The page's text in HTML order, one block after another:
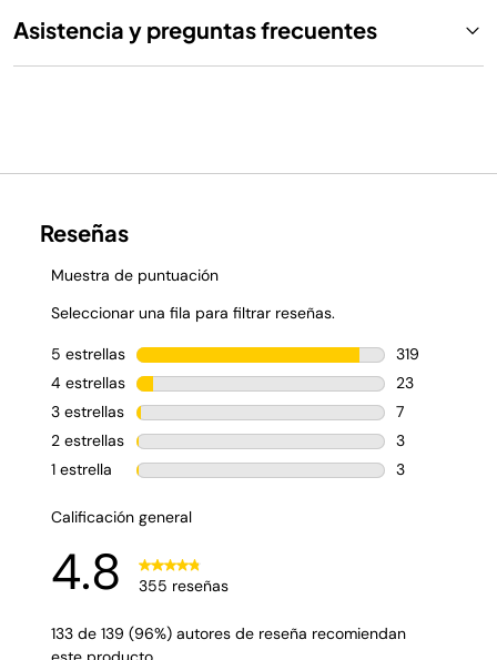
Asistencia y preguntas frecuentes